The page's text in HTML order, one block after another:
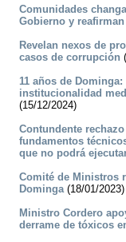
Comunidades
Gobierno y
Revelan nexos de
casos de corrupción
11 años de
institucionalidad
(15/12/2024)
Contundente
fundamentos
que no podrá
Comité de Ministros
Dominga(18/01/2023)
Ministro Cordero
derrame de tóxicos